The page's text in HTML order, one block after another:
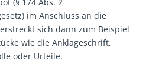
im Anschluss an die
sich dann zum Beispiel
wie die Anklageschrift,
oder Urteile.